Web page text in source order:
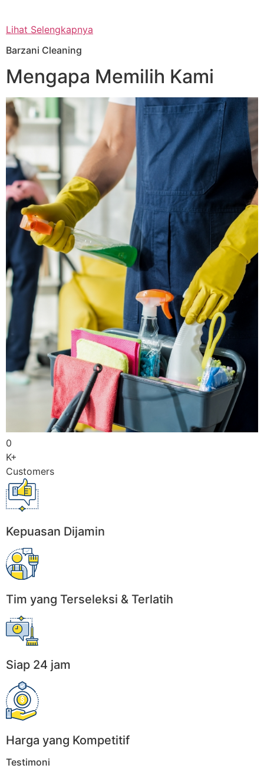
Lihat Selengkapnya
Barzani Cleaning
Mengapa Memilih Kami
0
K+
Customers
Kepuasan Dijamin
Tim yang Terseleksi & Terlatih
Siap 24 jam
Harga yang Kompetitif
Testimoni